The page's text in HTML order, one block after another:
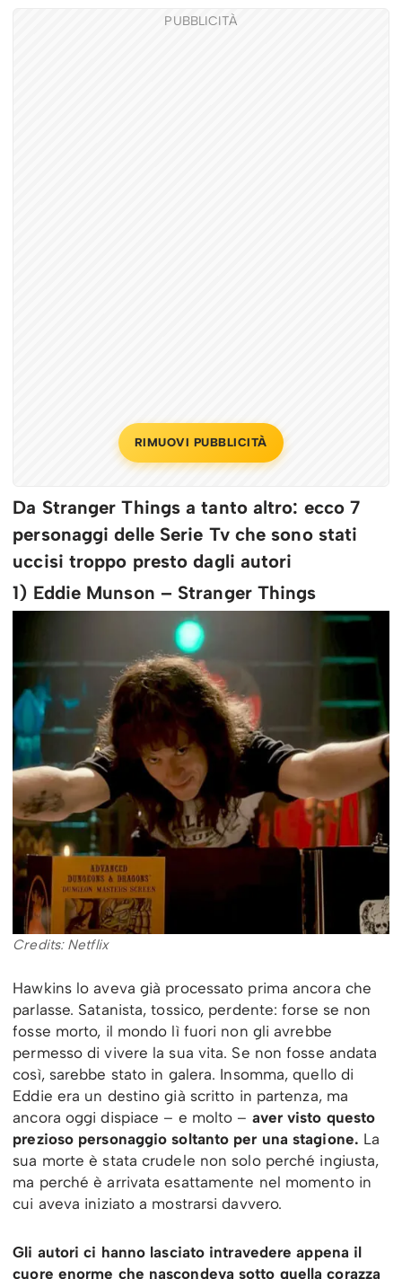
PUBBLICITÀ
RIMUOVI PUBBLICITÀ
Da Stranger Things a tanto altro: ecco 7
personaggi delle Serie Tv che sono stati
uccisi troppo presto dagli autori
1) Eddie Munson – Stranger Things
Credits: Netflix
Hawkins lo aveva già processato prima ancora che
parlasse. Satanista, tossico, perdente: forse se non
fosse morto, il mondo lì fuori non gli avrebbe
permesso di vivere la sua vita. Se non fosse andata
così, sarebbe stato in galera. Insomma, quello di
Eddie era un destino già scritto in partenza, ma
ancora oggi dispiace – e molto – aver visto questo
prezioso personaggio soltanto per una stagione. La
sua morte è stata crudele non solo perché ingiusta,
ma perché è arrivata esattamente nel momento in
cui aveva iniziato a mostrarsi davvero.
Gli autori ci hanno lasciato intravedere appena il
cuore enorme che nascondeva sotto quella corazza